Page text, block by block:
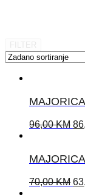
96,00KM
70,00KM